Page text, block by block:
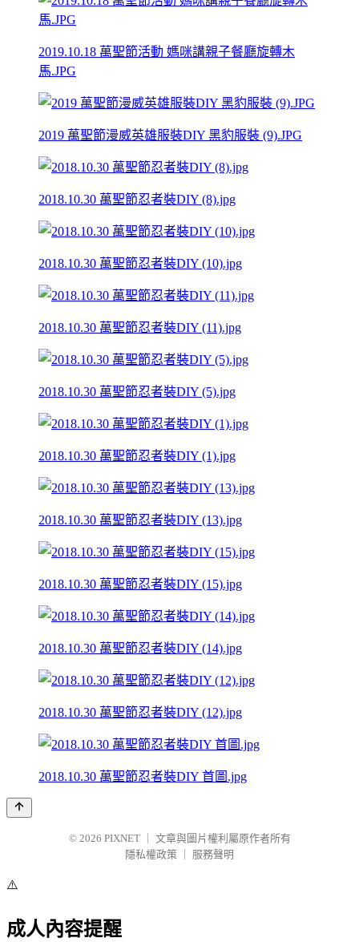
2019.10.18 萬聖節活動 媽咪講親子餐廳旋轉木
馬.JPG
2019 萬聖節漫威英雄服裝DIY 黑豹服裝 (9).JPG
2018.10.30 萬聖節忍者裝DIY (8).jpg
2018.10.30 萬聖節忍者裝DIY (10).jpg
2018.10.30 萬聖節忍者裝DIY (11).jpg
2018.10.30 萬聖節忍者裝DIY (5).jpg
2018.10.30 萬聖節忍者裝DIY (1).jpg
2018.10.30 萬聖節忍者裝DIY (13).jpg
2018.10.30 萬聖節忍者裝DIY (15).jpg
2018.10.30 萬聖節忍者裝DIY (14).jpg
2018.10.30 萬聖節忍者裝DIY (12).jpg
2018.10.30 萬聖節忍者裝DIY 首圖.jpg
© 2026 PIXNET
文章與圖片權利屬原作者所有
隱私權政策
服務聲明
⚠️
成人內容提醒